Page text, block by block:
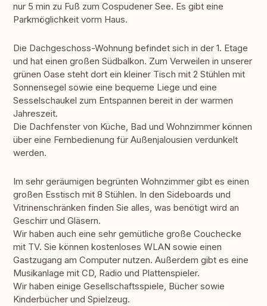
nur 5 min zu Fuß zum Cospudener See. Es gibt eine
Parkmöglichkeit vorm Haus.
Die Dachgeschoss-Wohnung befindet sich in der 1. Etage
und hat einen großen Südbalkon. Zum Verweilen in unserer
grünen Oase steht dort ein kleiner Tisch mit 2 Stühlen mit
Sonnensegel sowie eine bequeme Liege und eine
Sesselschaukel zum Entspannen bereit in der warmen
Jahreszeit.
Die Dachfenster von Küche, Bad und Wohnzimmer können
über eine Fernbedienung für Außenjalousien verdunkelt
werden.
Im sehr geräumigen begrünten Wohnzimmer gibt es einen
großen Esstisch mit 8 Stühlen. In den Sideboards und
Vitrinenschränken finden Sie alles, was benötigt wird an
Geschirr und Gläsern.
Wir haben auch eine sehr gemütliche große Couchecke
mit TV. Sie können kostenloses WLAN sowie einen
Gastzugang am Computer nutzen. Außerdem gibt es eine
Musikanlage mit CD, Radio und Plattenspieler.
Wir haben einige Gesellschaftsspiele, Bücher sowie
Kinderbücher und Spielzeug.